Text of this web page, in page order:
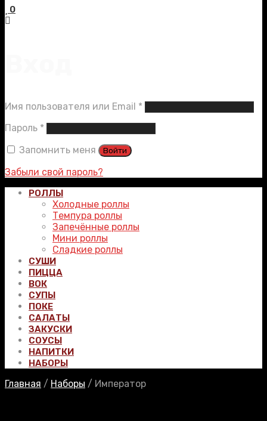
0
Имя пользователя или Email *
Пароль *
Запомнить меня
Войти
Забыли свой пароль?
РОЛЛЫ
Холодные роллы
Темпура роллы
Запечённые роллы
Мини роллы
Сладкие роллы
СУШИ
ПИЦЦА
ВОК
СУПЫ
ПОКЕ
САЛАТЫ
ЗАКУСКИ
СОУСЫ
НАПИТКИ
НАБОРЫ
Главная / Наборы / Император